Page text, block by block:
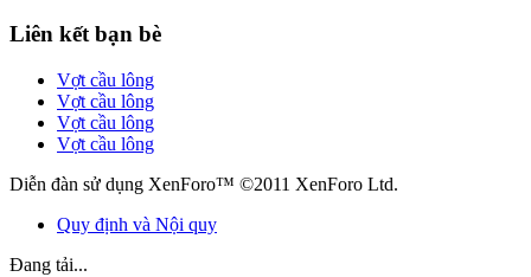
Liên kết bạn bè
Vợt cầu lông
Vợt cầu lông
Vợt cầu lông
Vợt cầu lông
Diễn đàn sử dụng XenForo™ ©2011 XenForo Ltd.
Quy định và Nội quy
Đang tải...